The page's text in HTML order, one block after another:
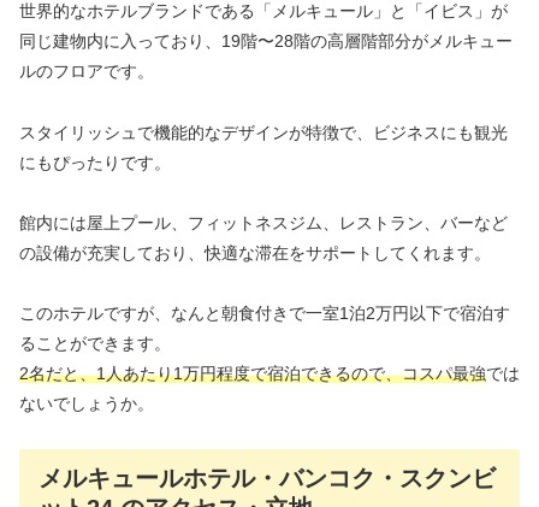
世界的なホテルブランドである「メルキュール」と「イビス」が
同じ建物内に入っており、19階〜28階の高層階部分がメルキュー
ルのフロアです。
スタイリッシュで機能的なデザインが特徴で、ビジネスにも観光
にもぴったりです。
館内には屋上プール、フィットネスジム、レストラン、バーなど
の設備が充実しており、快適な滞在をサポートしてくれます。
このホテルですが、なんと朝食付きで一室1泊2万円以下で宿泊す
ることができます。
2名だと、1人あたり1万円程度で宿泊できるので、コスパ最強では
ないでしょうか。
メルキュールホテル・バンコク・スクンビ